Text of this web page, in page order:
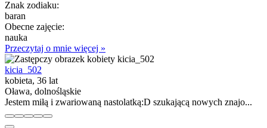
Znak zodiaku:
baran
Obecne zajęcie:
nauka
Przeczytaj o mnie więcej »
kicia_502
kobieta, 36 lat
Oława, dolnośląskie
Jestem miłą i zwariowaną nastolatką:D szukającą nowych znajo...